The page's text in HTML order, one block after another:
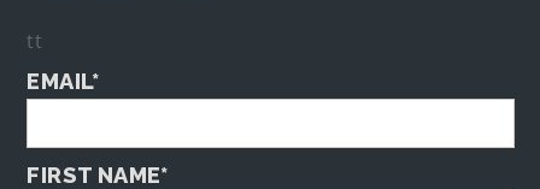
tt
EMAIL*
FIRST NAME*